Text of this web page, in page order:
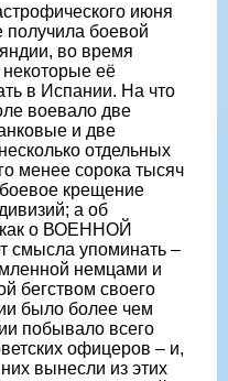
июня
получила боевой
во время
её
в Испании. На что
воевало две
и две
отдельных
менее сорока тысяч
крещение
а об
как о ВОЕННОЙ
смысла упоминать –
немцами и
бегством своего
было более чем
побывало всего
офицеров – и,
вынесли из этих